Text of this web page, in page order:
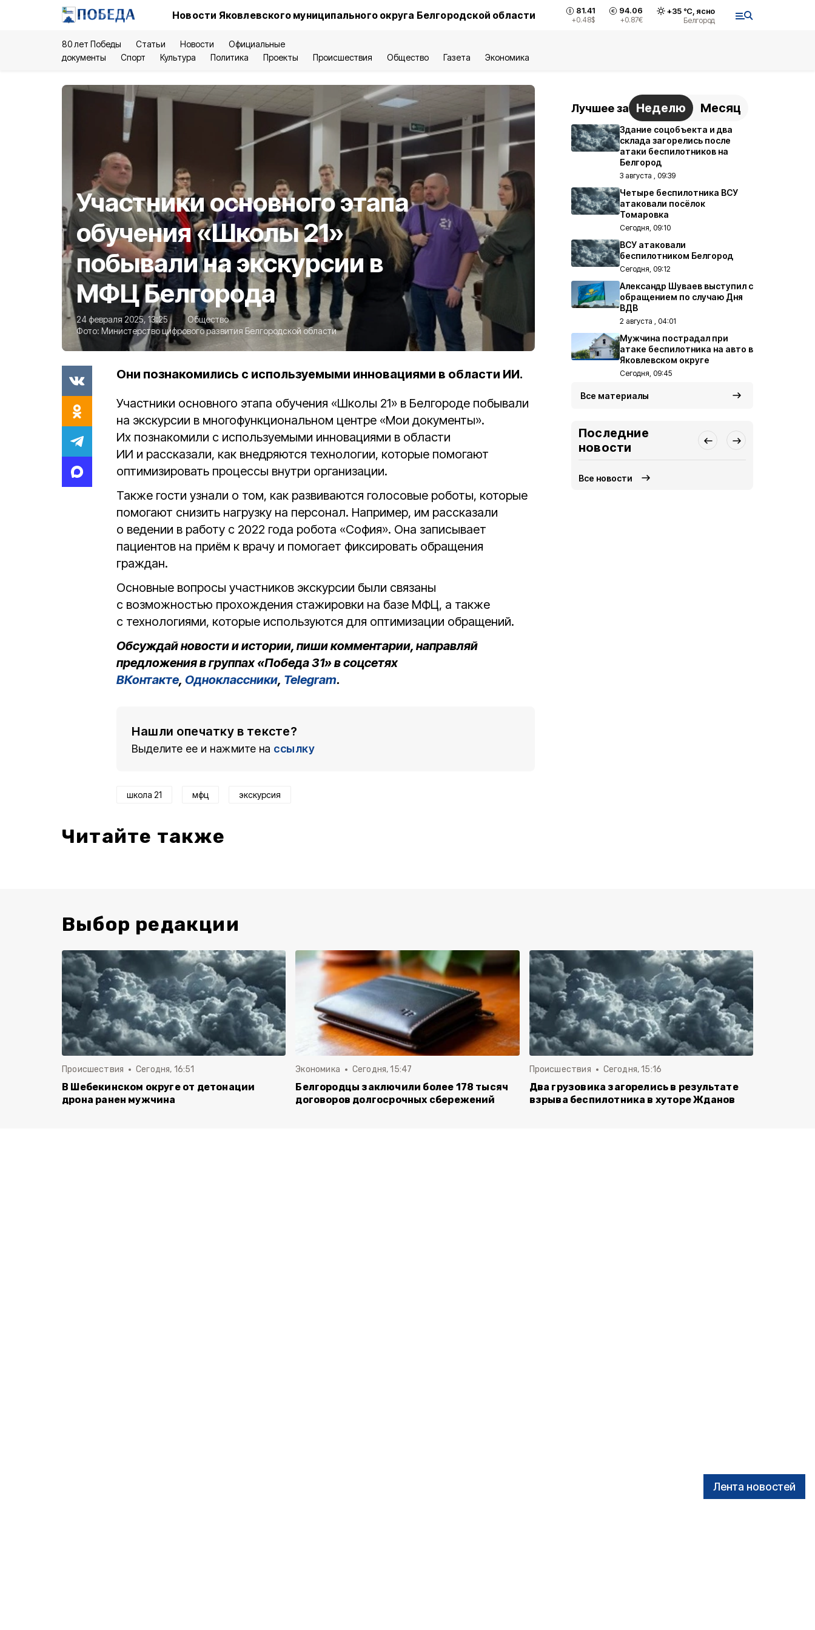
Новости Яковлевского муниципального округа Белгородской области 81.41
+0.48$
94.06
+0.87€
+35°С, ясно
Белгород
80 лет Победы Статьи Новости
Официальные
документы
Спорт Культура Политика Проекты Происшествия Общество Газета Экономика
Лента новостей
Участники основного этапа
обучения «Школы 21»
побывали на экскурсии в
МФЦ Белгорода
24 февраля 2025, 13:25
Общество
Фото: Министерство цифрового развития Белгородской области
Они познакомились с используемыми инновациями в области ИИ.
Участники основного этапа обучения «Школы 21» в Белгороде побывали
на экскурсии в многофункциональном центре «Мои документы».
Их познакомили с используемыми инновациями в области
ИИ и рассказали, как внедряются технологии, которые помогают
оптимизировать процессы внутри организации.
Также гости узнали о том, как развиваются голосовые роботы, которые
помогают снизить нагрузку на персонал. Например, им рассказали
о ведении в работу с 2022 года робота «София». Она записывает
пациентов на приём к врачу и помогает фиксировать обращения
граждан.
Основные вопросы участников экскурсии были связаны
с возможностью прохождения стажировки на базе МФЦ, а также
с технологиями, которые используются для оптимизации обращений.
Обсуждай новости и истории, пиши комментарии, направляй
предложения в группах «Победа 31» в соцсетях
ВКонтакте, Одноклассники, Telegram.
Нашли опечатку в тексте?
Выделите ее и нажмите на ссылку
школа 21 мфц экскурсия
Читайте также
Лучшее за Неделю Месяц
Здание соцобъекта и два
склада загорелись после
атаки беспилотников на
Белгород
3 августа , 09:39
Четыре беспилотника ВСУ
атаковали посёлок
Томаровка
Сегодня, 09:10
ВСУ атаковали
беспилотником Белгород
Сегодня, 09:12
Александр Шуваев выступил с
обращением по случаю Дня
ВДВ
2 августа , 04:01
Мужчина пострадал при
атаке беспилотника на авто в
Яковлевском округе
Сегодня, 09:45
Все материалы
Последние
новости
Все новости
Выбор редакции
Происшествия Сегодня, 16:51
В Шебекинском округе от детонации
дрона ранен мужчина
Экономика Сегодня, 15:47
Белгородцы заключили более 178 тысяч
договоров долгосрочных сбережений
Происшествия Сегодня, 15:16
Два грузовика загорелись в результате
взрыва беспилотника в хуторе Жданов